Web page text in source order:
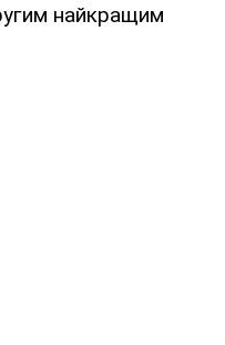
найкращим